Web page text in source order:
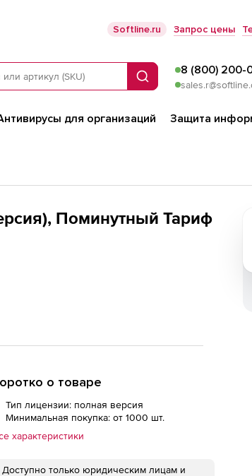
Softline.ru Запрос цены
Поиск
8 (800) 200-
для организаций Защита
Поминутный Тариф
о товаре
Тип лицензии: полная версия
Минимальная покупка: от 1000 шт.
характеристики
Доступно только юридическим лицам и